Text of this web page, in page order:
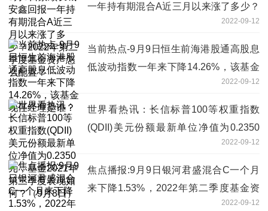
一年持有期混合A近三月以来涨了多少？
2022年第二季度基金资产怎么配置？
2022-09-12
当前热点-9月9日恒生前海港股通高股息
低波动指数一年来下降14.26%，该基金
2022-09-12
世界看热讯：长信标普100等权重指数
(QDII)美元份额最新单位净值为0.2350
元，基金2021年第三季度表现如何？（9
月8日）
2022-09-12
焦点播报:9月9日银河君盛混合C一个月
来下降1.53%，2022年第二季度基金资
2022-09-12